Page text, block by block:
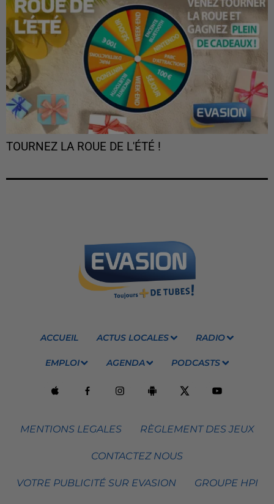
TOURNEZ LA ROUE DE L'ÉTÉ !
ACCUEIL ACTUS LOCALES RADIO
EMPLOI AGENDA PODCASTS
MENTIONS LEGALES RÈGLEMENT DES JEUX
CONTACTEZ NOUS
VOTRE PUBLICITÉ SUR EVASION GROUPE HPI